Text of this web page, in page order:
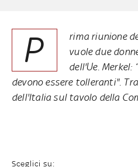
P
rima riunione
vuole due
dell'Ue.
devono essere tolleranti".
dell'Italia sul tavolo della
Sceglici su: